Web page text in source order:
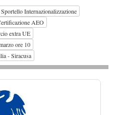
Sportello Internazionalizzazione
AEO
extra UE
ore 10
- Siracusa